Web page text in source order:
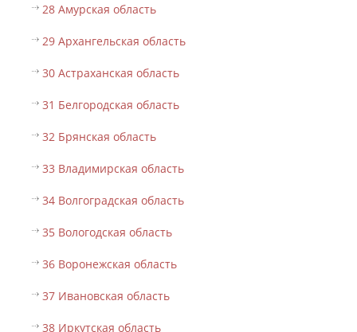
28 Амурская область
29 Архангельская область
30 Астраханская область
31 Белгородская область
32 Брянская область
33 Владимирская область
34 Волгоградская область
35 Вологодская область
36 Воронежская область
37 Ивановская область
38 Иркутская область